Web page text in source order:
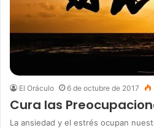
El Oráculo 6 de octubre de 2017
Cura las
La ansiedad y el estrés ocupan